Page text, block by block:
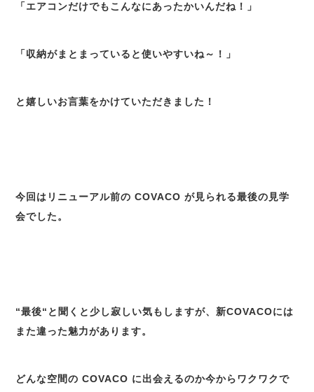
「エアコンだけでもこんなにあったかいんだね！」
「収納がまとまっていると使いやすいね～！」
と嬉しいお言葉をかけていただきました！
今回はリニューアル前の COVACO が見られる最後の見学
会でした。
“最後“と聞くと少し寂しい気もしますが、新COVACOには
また違った魅力があります。
どんな空間の COVACO に出会えるのか今からワクワクで